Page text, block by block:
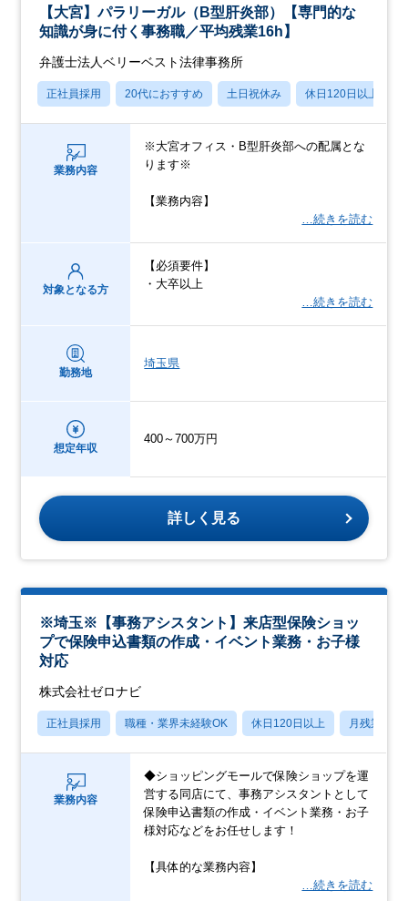
【大宮】パラリーガル（B型肝炎部）【専門的な
知識が身に付く事務職／平均残業16h】
弁護士法人ベリーベスト法律事務所
正社員採用 20代におすすめ 土日祝休み 休日120日以上
業務内容
※大宮オフィス・B型肝炎部への配属とな
ります※
【業務内容】
…続きを読む
対象となる方
【必須要件】
・大卒以上
…続きを読む
勤務地
埼玉県
想定年収
400～700万円
詳しく見る
※埼玉※【事務アシスタント】来店型保険ショッ
プで保険申込書類の作成・イベント業務・お子様
対応
株式会社ゼロナビ
正社員採用 職種・業界未経験OK 休日120日以上 月残業20
業務内容
◆ショッピングモールで保険ショップを運
営する同店にて、事務アシスタントとして
保険申込書類の作成・イベント業務・お子
様対応などをお任せします！
【具体的な業務内容】
…続きを読む